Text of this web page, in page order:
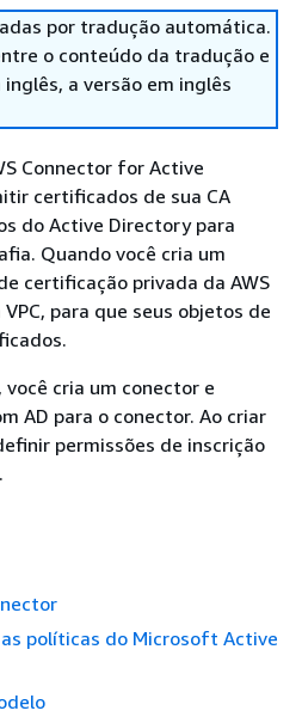
por tradução automática.
o conteúdo da tradução e
a versão em inglês
Connector for Active
certificados de sua CA
do Active Directory para
Quando você cria um
certificação privada da AWS
para que seus objetos de
cria um conector e
AD para o conector. Ao criar
permissões de inscrição
políticas do Microsoft Active